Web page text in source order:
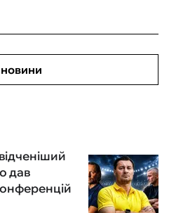
новини
дав